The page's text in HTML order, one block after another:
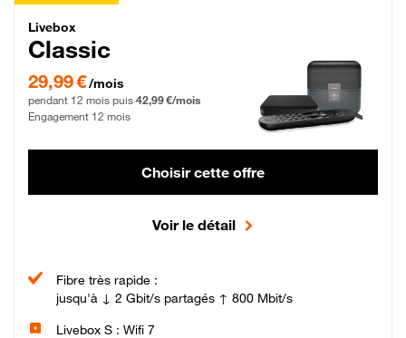
Livebox Classic Fibre
Livebox
Classic
29,99 € par mois pendant 12 mois puis 42,99 € par mois, Engagement 12 mois
29,99 €/mois
pendant 12 mois puis 42,99 €/mois
Engagement 12 mois
Choisir cette offre
Voir le détail
Fibre très rapide :
jusqu'à ↓ 2 Gbit/s partagés ↑ 800 Mbit/s
Livebox S : Wifi 7